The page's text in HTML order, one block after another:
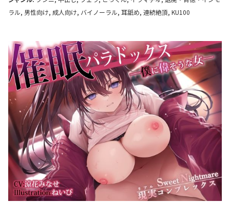
ラル, 男性向け, 成人向け, バイノーラル, 耳舐め, 連続絶頂, KU100